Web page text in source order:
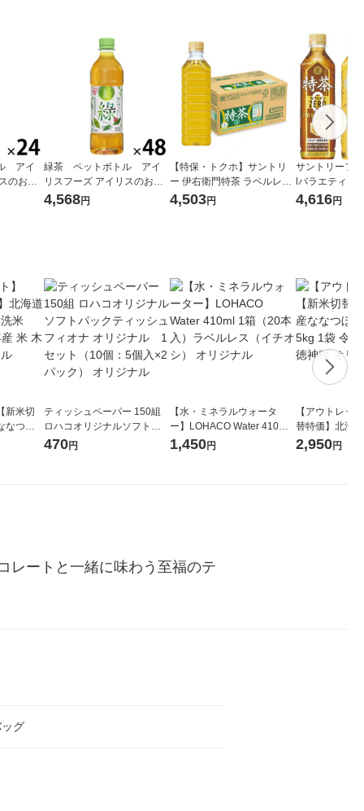
アイ
のお茶
緑茶 ペットボトル アイ
リスフーズ アイリスのお茶
500ml 1セット（48本）
4,568円
【特保・トクホ】サントリ
ー 伊右衛門特茶 ラベルレス
500ml 1箱（24本入）
4,503円
サントリーフ
lバラエティア
本)
4,616円
新米切
なつぼ
ティッシュペーパー 150組
ロハコオリジナルソフトパ
ックティッシュ フィオナ オ
470円
【水・ミネラルウォータ
ー】LOHACO Water 410ml
1箱（20本入）ラベルレス
1,450円
【アウトレッ
替特価】北海
し 精白米 5kg
2,950円
レートと一緒に味わう至福のテ
グ